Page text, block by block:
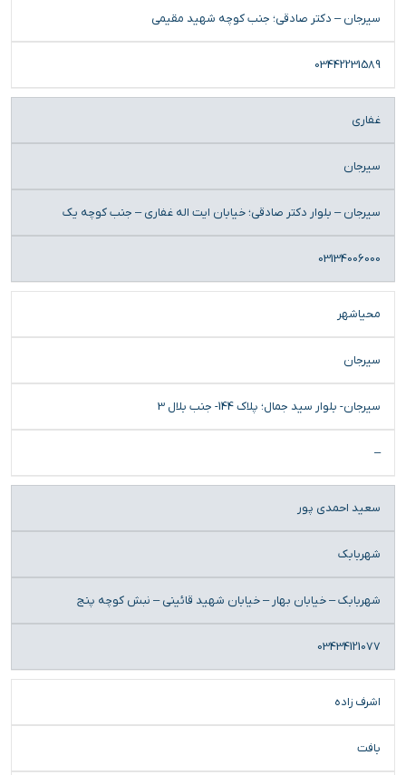
سیرجان – دکتر صادقی؛ جنب کوچه شهید مقیمی
03442231589
غفاری
سیرجان
سیرجان – بلوار دکتر صادقی؛ خیابان ایت اله غفاری – جنب کوچه یک
03134006000
محیاشهر
سیرجان
سیرجان- بلوار سید جمال؛ پلاک 144- جنب بلال 3
–
سعید احمدی پور
شهربابک
شهربابک – خیابان بهار – خیابان شهید قائینی – نبش کوچه پنج
03434121077
اشرف زاده
بافت